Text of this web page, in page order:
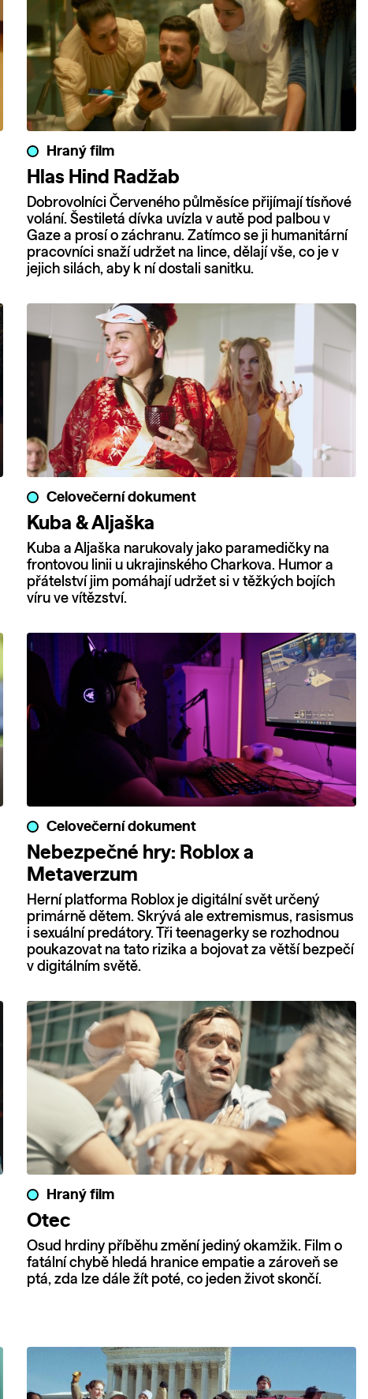
Hraný film
Hlas Hind Radžab
Dobrovolníci Červeného půlměsíce přijímají tísňové
volání. Šestiletá dívka uvízla v autě pod palbou v
Gaze a prosí o záchranu. Zatímco se ji humanitární
pracovníci snaží udržet na lince, dělají vše, co je v
jejich silách, aby k ní dostali sanitku.
Celovečerní dokument
Kuba & Aljaška
Kuba a Aljaška narukovaly jako paramedičky na
frontovou linii u ukrajinského Charkova. Humor a
přátelství jim pomáhají udržet si v těžkých bojích
víru ve vítězství.
Celovečerní dokument
Nebezpečné hry: Roblox a
Metaverzum
Herní platforma Roblox je digitální svět určený
primárně dětem. Skrývá ale extremismus, rasismus
i sexuální predátory. Tři teenagerky se rozhodnou
poukazovat na tato rizika a bojovat za větší bezpečí
v digitálním světě.
Hraný film
Otec
Osud hrdiny příběhu změní jediný okamžik. Film o
fatální chybě hledá hranice empatie a zároveň se
ptá, zda lze dále žít poté, co jeden život skončí.